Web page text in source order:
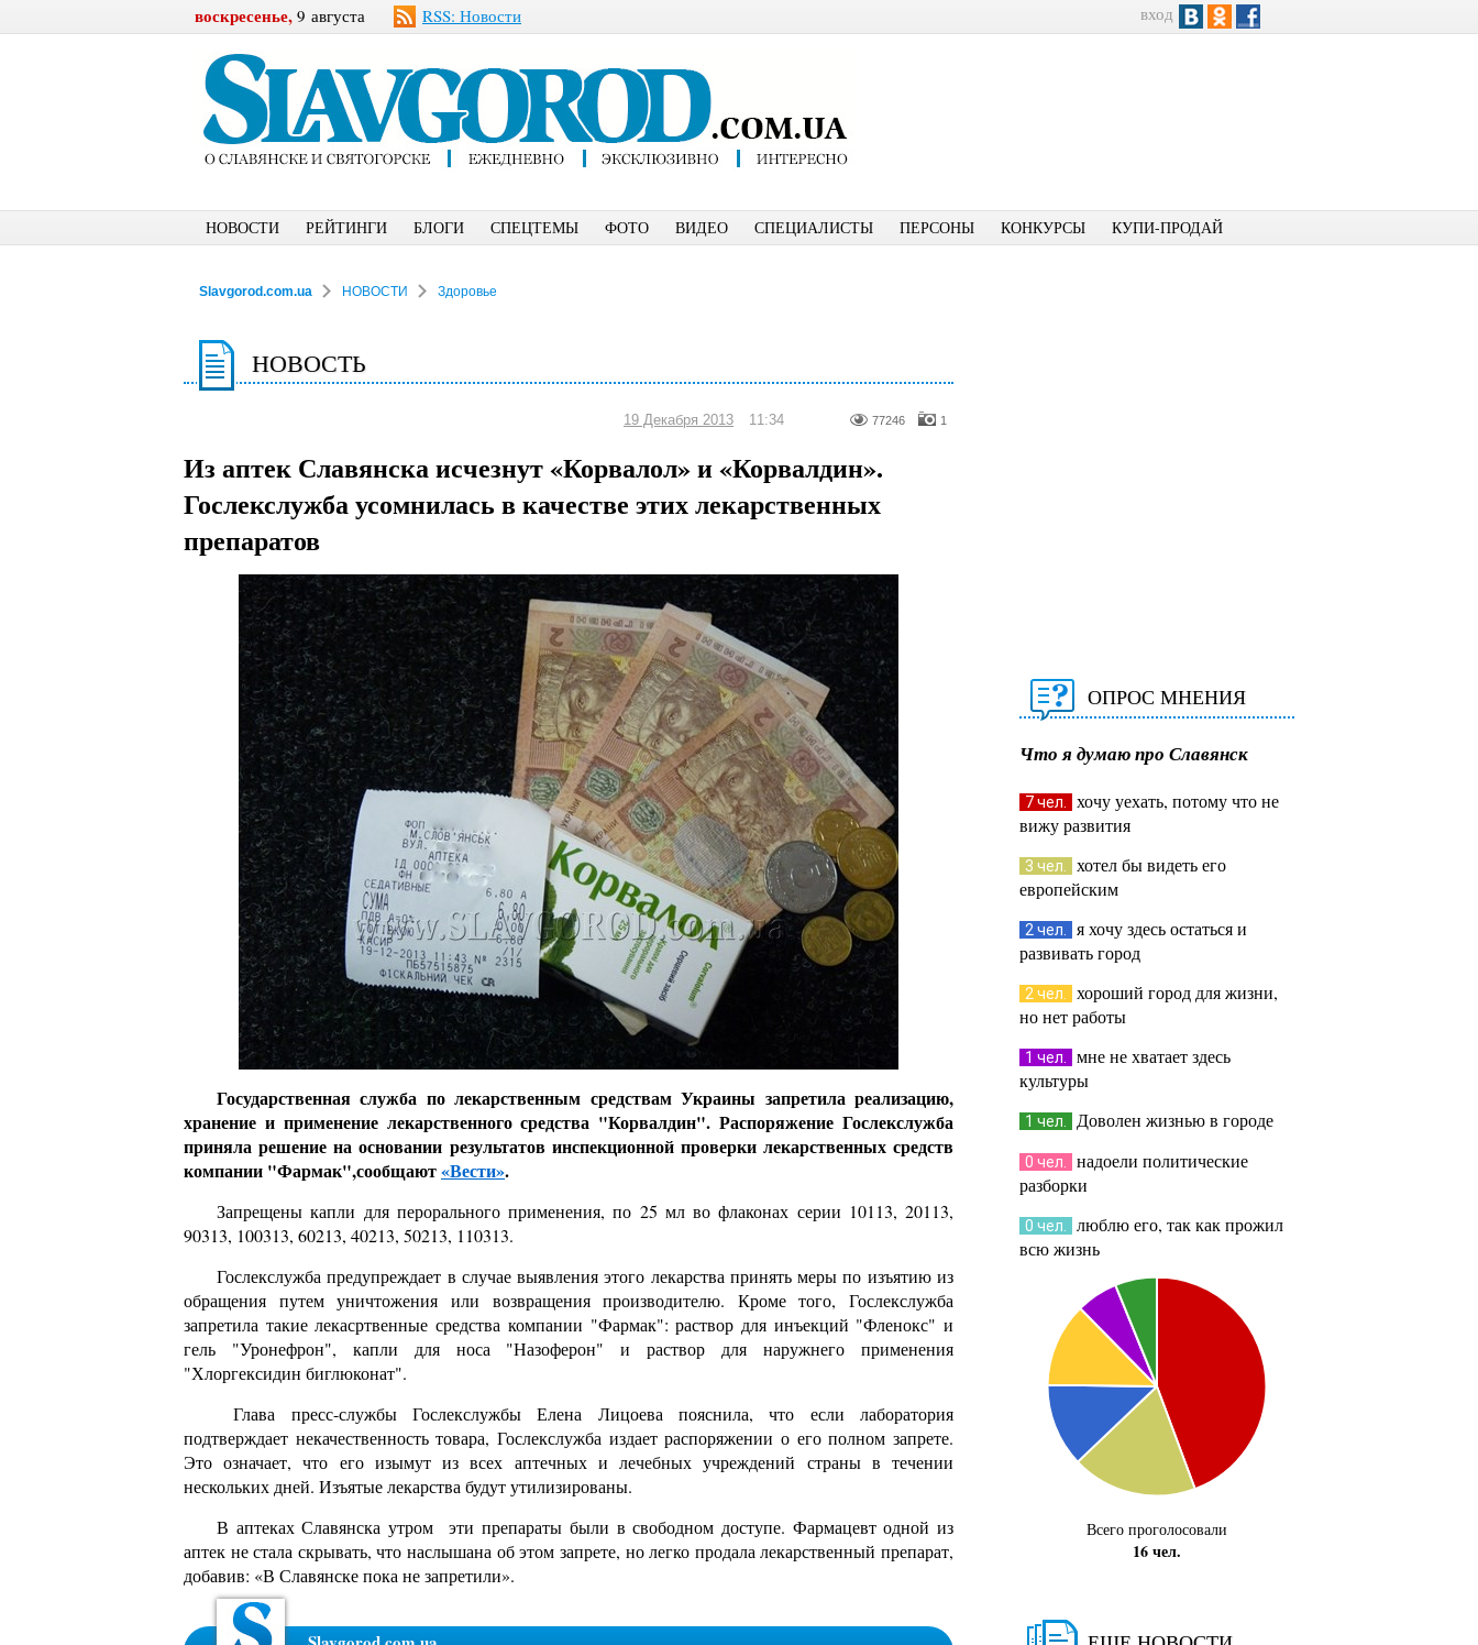
воскресенье, 9 августа RSS: Новости вход
НОВОСТИ РЕЙТИНГИ БЛОГИ СПЕЦТЕМЫ ФОТО ВИДЕО СПЕЦИАЛИСТЫ ПЕРСОНЫ КОНКУРСЫ КУПИ-ПРОДАЙ
Slavgorod.com.ua НОВОСТИ Здоровье
НОВОСТЬ
19 Декабря 2013 11:34 77246 1
Из аптек Славянска исчезнут «Корвалол» и «Корвалдин».
Гослекслужба усомнилась в качестве этих лекарственных
препаратов
Государственная служба по лекарственным средствам Украины запретила реализацию,
хранение и применение лекарственного средства "Корвалдин". Распоряжение Гослекслужба
приняла решение на основании результатов инспекционной проверки лекарственных средств
компании "Фармак",сообщают«Вести».
Запрещены капли для перорального применения, по 25 мл во флаконах серии 10113, 20113,
90313, 100313, 60213, 40213, 50213, 110313.
Гослекслужба предупреждает в случае выявления этого лекарства принять меры по изъятию из
обращения путем уничтожения или возвращения производителю. Кроме того, Гослекслужба
запретила такие лекасртвенные средства компании "Фармак": раствор для инъекций "Фленокс" и
гель "Уронефрон", капли для носа "Назоферон" и раствор для наружнего применения
"Хлоргексидин биглюконат".
Глава пресс-службы Гослекслужбы Елена Лицоева пояснила, что если лаборатория
подтверждает некачественность товара, Гослекслужба издает распоряжении о его полном запрете.
Это означает, что его изымут из всех аптечных и лечебных учреждений страны в течении
нескольких дней. Изъятые лекарства будут утилизированы.
В аптеках Славянска утром эти препараты были в свободном доступе. Фармацевт одной из
аптек не стала скрывать, что наслышана об этом запрете, но легко продала лекарственный препарат,
добавив: «В Славянске пока не запретили».
ОПРОС МНЕНИЯ
Что я думаю про Славянск
7 чел.
хочу уехать, потому что не
вижу развития
3 чел.
хотел бы видеть его
европейским
2 чел.
я хочу здесь остаться и
развивать город
2 чел.
хороший город для жизни,
но нет работы
1 чел.
мне не хватает здесь
культуры
1 чел. Доволен жизнью в городе
0 чел.
надоели политические
разборки
0 чел.
люблю его, так как прожил
всю жизнь
Всего проголосовали
16 чел.